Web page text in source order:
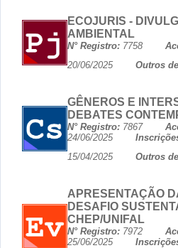
ECOJURIS -
AMBIENTAL
N° Registro: 7758
20/06/2025 Outros
GÊNEROS E
DEBATES
N° Registro: 7867
24/06/2025
15/04/2025 Outros
APRESENTAÇÃO
DESAFIO
CHEP/UNIFAL
N° Registro: 7972
25/06/2025